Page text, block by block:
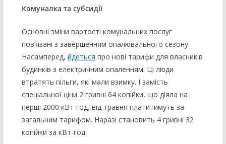
Комуналка та субсидії
Основні зміни вартості комунальних послуг
пов’язані з завершенням опалювального сезону.
Насамперед, йдеться про нові тарифи для власників
будинків з електричним опаленням. Ці люди
втратять пільги, які мали взимку. І замість
спеціальної ціни 2 гривні 64 копійки, що діяла на
перші 2000 кВт-год, від травня платитимуть за
загальним тарифом. Наразі становить 4 гривні 32
копійки за кВт-год.